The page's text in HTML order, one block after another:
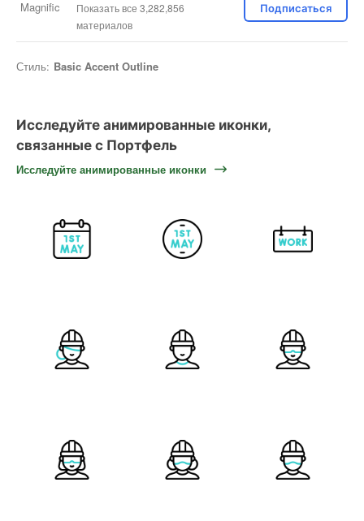
Показать все 3,282,856
материалов
Подписаться
Стиль: Basic Accent Outline
Исследуйте анимированные иконки,
связанные с Портфель
Исследуйте анимированные иконки